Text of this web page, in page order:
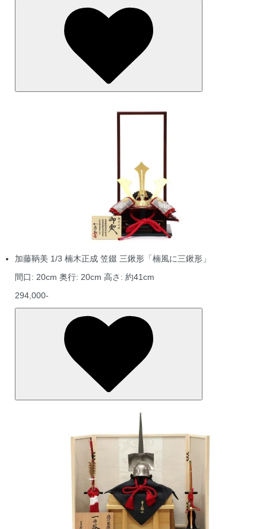
加藤鞆美 1/3 楠木正成 笠錣 三鍬形「楠風に三鍬形」
間口: 20cm 奥行: 20cm 高さ: 約41cm
294,000-